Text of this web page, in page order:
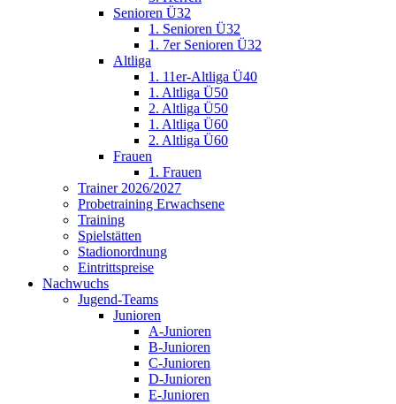
Senioren Ü32
1. Senioren Ü32
1. 7er Senioren Ü32
Altliga
1. 11er-Altliga Ü40
1. Altliga Ü50
2. Altliga Ü50
1. Altliga Ü60
2. Altliga Ü60
Frauen
1. Frauen
Trainer 2026/2027
Probetraining Erwachsene
Training
Spielstätten
Stadionordnung
Eintrittspreise
Nachwuchs
Jugend-Teams
Junioren
A-Junioren
B-Junioren
C-Junioren
D-Junioren
E-Junioren